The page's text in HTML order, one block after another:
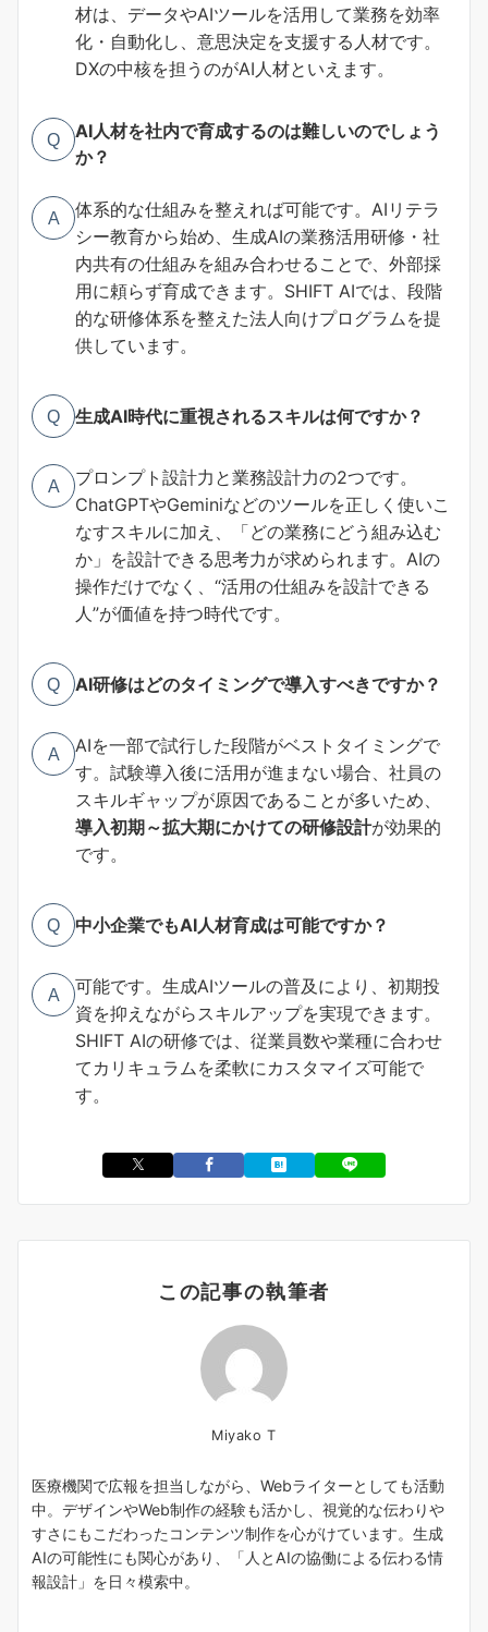
材は、データやAIツールを活用して業務を効率
化・自動化し、意思決定を支援する人材です。
DXの中核を担うのがAI人材といえます。
Q
AI人材を社内で育成するのは難しいのでしょう
か？
A
体系的な仕組みを整えれば可能です。AIリテラ
シー教育から始め、生成AIの業務活用研修・社
内共有の仕組みを組み合わせることで、外部採
用に頼らず育成できます。SHIFT AIでは、段階
的な研修体系を整えた法人向けプログラムを提
供しています。
Q 生成AI時代に重視されるスキルは何ですか？
A
プロンプト設計力と業務設計力の2つです。
ChatGPTやGeminiなどのツールを正しく使いこ
なすスキルに加え、「どの業務にどう組み込む
か」を設計できる思考力が求められます。AIの
操作だけでなく、“活用の仕組みを設計できる
人”が価値を持つ時代です。
Q AI研修はどのタイミングで導入すべきですか？
A
AIを一部で試行した段階がベストタイミングで
す。試験導入後に活用が進まない場合、社員の
スキルギャップが原因であることが多いため、
導入初期～拡大期にかけての研修設計が効果的
です。
Q 中小企業でもAI人材育成は可能ですか？
A
可能です。生成AIツールの普及により、初期投
資を抑えながらスキルアップを実現できます。
SHIFT AIの研修では、従業員数や業種に合わせ
てカリキュラムを柔軟にカスタマイズ可能で
す。
この記事の執筆者
Miyako T
医療機関で広報を担当しながら、Webライターとしても活動
中。デザインやWeb制作の経験も活かし、視覚的な伝わりや
すさにもこだわったコンテンツ制作を心がけています。生成
AIの可能性にも関心があり、「人とAIの協働による伝わる情
報設計」を日々模索中。